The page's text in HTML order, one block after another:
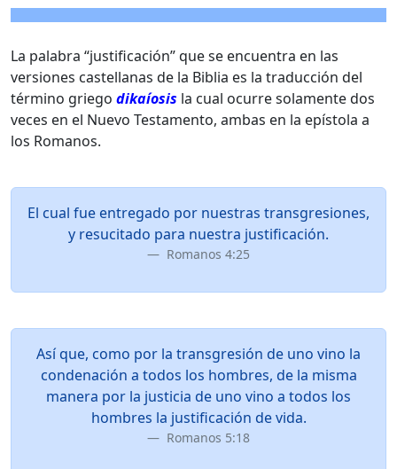
La palabra “justificación” que se encuentra en las
versiones castellanas de la Biblia es la traducción del
término griego dikaíosis la cual ocurre solamente dos
veces en el Nuevo Testamento, ambas en la epístola a
los Romanos.
El cual fue entregado por nuestras transgresiones,
y resucitado para nuestra justificación.
Romanos 4:25
Así que, como por la transgresión de uno vino la
condenación a todos los hombres, de la misma
manera por la justicia de uno vino a todos los
hombres la justificación de vida.
Romanos 5:18